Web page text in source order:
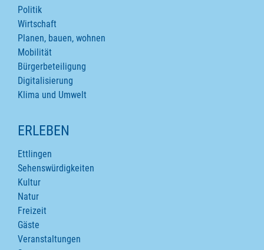
Politik
Wirtschaft
Planen, bauen, wohnen
Mobilität
Bürgerbeteiligung
Digitalisierung
Klima und Umwelt
ERLEBEN
Ettlingen
Sehenswürdigkeiten
Kultur
Natur
Freizeit
Gäste
Veranstaltungen